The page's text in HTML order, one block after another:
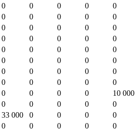
0 0 0 0 0
0 0 0 0 0
0 0 0 0 0
0 0 0 0 0
0 0 0 0 0
0 0 0 0 0
0 0 0 0 0
0 0 0 0 0
0 0 0 0 10 000
0 0 0 0 0
33 000 0 0 0 0
0 0 0 0 0